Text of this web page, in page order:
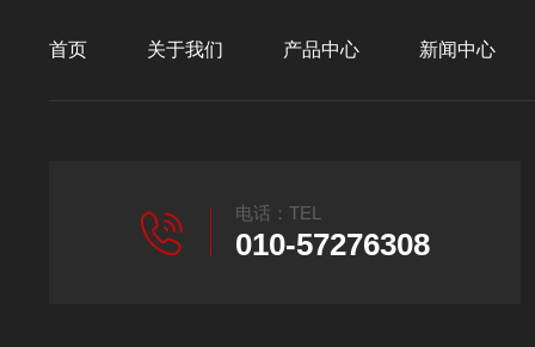
首页 关于我们 产品中心 新闻中心
电话：TEL
010-57276308